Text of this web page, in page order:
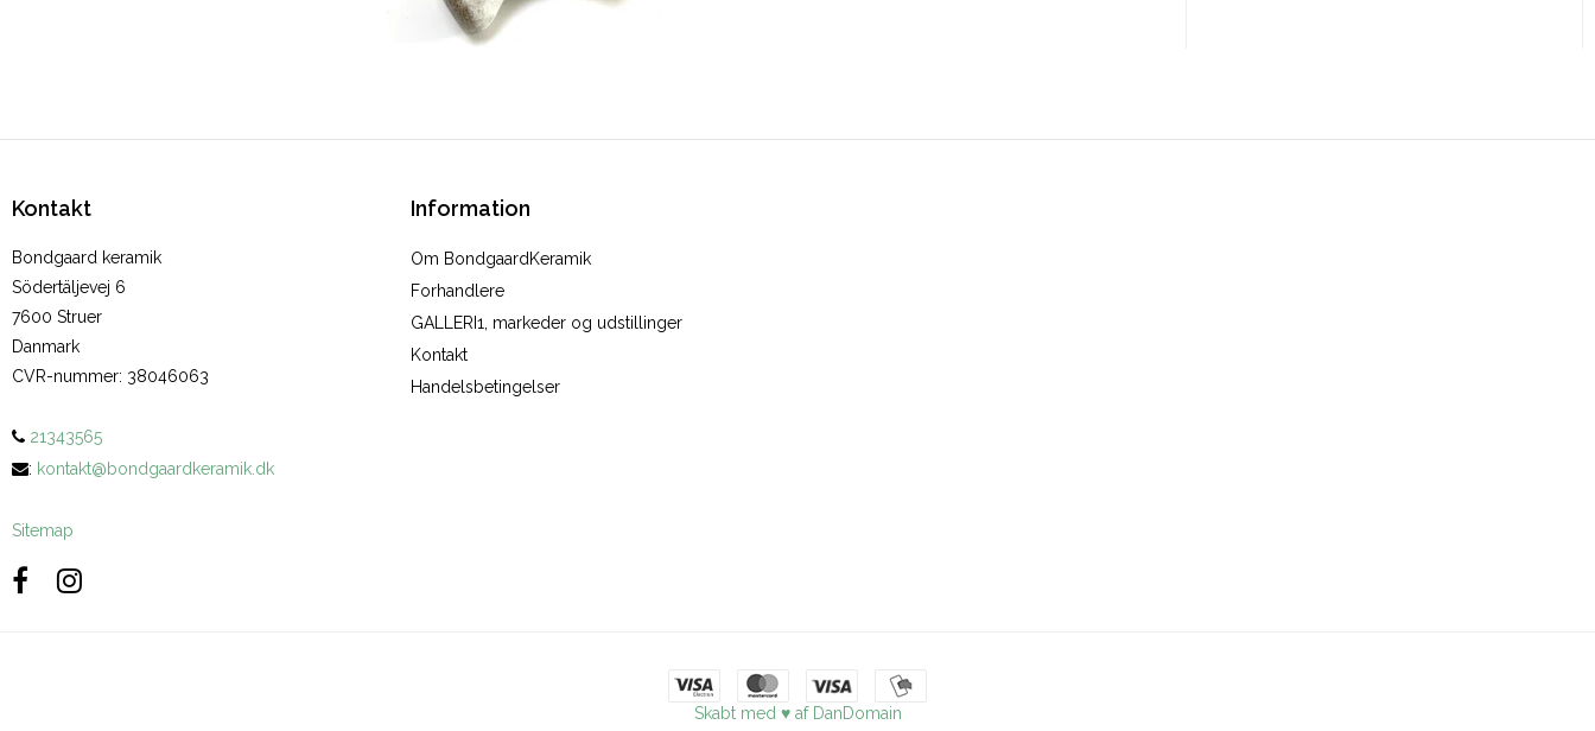
Kontakt
Bondgaard keramik
Södertäljevej 6
7600 Struer
Danmark
CVR-nummer: 38046063
21343565
: kontakt@bondgaardkeramik.dk
Sitemap
Information
Om BondgaardKeramik
Forhandlere
GALLERI1, markeder og udstillinger
Kontakt
Handelsbetingelser
Skabt med ♥ af DanDomain